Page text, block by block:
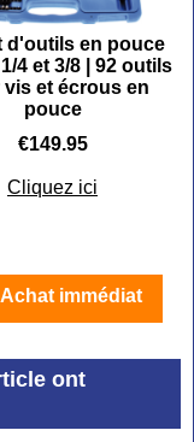
d'outils en pouce
4 et 3/8 | 92 outils
vis et écrous en
pouce
€149.95
Cliquez ici
Achat immédiat
ont